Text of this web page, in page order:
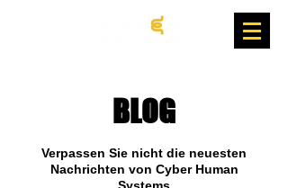
BLOG
Verpassen Sie nicht die neuesten
Nachrichten von Cyber Human